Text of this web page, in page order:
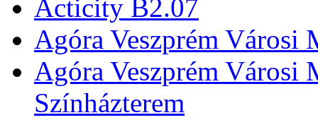
Acticity B2.07
Agóra Veszprém Városi
Agóra Veszprém Városi
Színházterem